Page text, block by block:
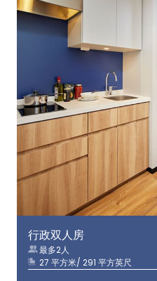
行政双人房
最多2人
27 平方米/ 291 平方英尺